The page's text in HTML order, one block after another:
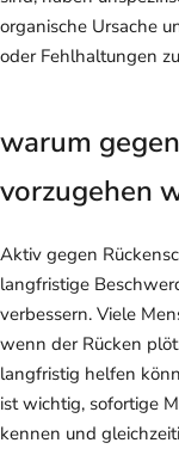
organische Ursache
oder Fehlhaltungen
warum
vorzugehen
Aktiv gegen
langfristige
verbessern. Viele
wenn der Rücken
langfristig helfen
ist wichtig, sofortige
kennen und